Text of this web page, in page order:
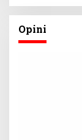
Opini